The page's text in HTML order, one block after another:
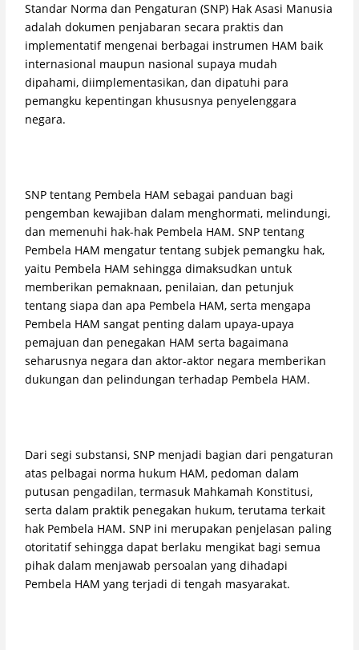
Standar Norma dan Pengaturan (SNP) Hak Asasi Manusia
adalah dokumen penjabaran secara praktis dan
implementatif mengenai berbagai instrumen HAM baik
internasional maupun nasional supaya mudah
dipahami, diimplementasikan, dan dipatuhi para
pemangku kepentingan khususnya penyelenggara
negara.
SNP tentang Pembela HAM sebagai panduan bagi
pengemban kewajiban dalam menghormati, melindungi,
dan memenuhi hak-hak Pembela HAM. SNP tentang
Pembela HAM mengatur tentang subjek pemangku hak,
yaitu Pembela HAM sehingga dimaksudkan untuk
memberikan pemaknaan, penilaian, dan petunjuk
tentang siapa dan apa Pembela HAM, serta mengapa
Pembela HAM sangat penting dalam upaya-upaya
pemajuan dan penegakan HAM serta bagaimana
seharusnya negara dan aktor-aktor negara memberikan
dukungan dan pelindungan terhadap Pembela HAM.
Dari segi substansi, SNP menjadi bagian dari pengaturan
atas pelbagai norma hukum HAM, pedoman dalam
putusan pengadilan, termasuk Mahkamah Konstitusi,
serta dalam praktik penegakan hukum, terutama terkait
hak Pembela HAM. SNP ini merupakan penjelasan paling
otoritatif sehingga dapat berlaku mengikat bagi semua
pihak dalam menjawab persoalan yang dihadapi
Pembela HAM yang terjadi di tengah masyarakat.